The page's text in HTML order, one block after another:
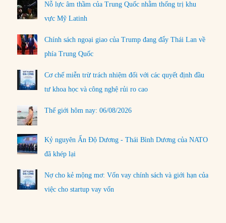
Nỗ lực âm thầm của Trung Quốc nhằm thống trị khu
vực Mỹ Latinh
Chính sách ngoại giao của Trump đang đẩy Thái Lan về
phía Trung Quốc
Cơ chế miễn trừ trách nhiệm đối với các quyết định đầu
tư khoa học và công nghệ rủi ro cao
Thế giới hôm nay: 06/08/2026
Kỷ nguyên Ấn Độ Dương - Thái Bình Dương của NATO
đã khép lại
Nợ cho kẻ mộng mơ: Vốn vay chính sách và giới hạn của
việc cho startup vay vốn